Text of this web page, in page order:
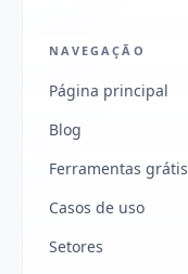
NAVEGAÇÃO
Página principal
Blog
Ferramentas grátis
Casos de uso
Setores